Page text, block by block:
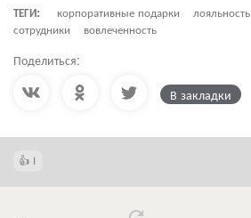
ТЕГИ:
корпоративные подарки лояльность
сотрудники
вовлеченность
Поделиться:
В закладки
1